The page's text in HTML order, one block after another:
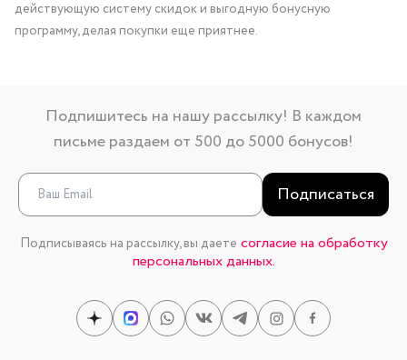
действующую систему скидок и выгодную бонусную
программу, делая покупки еще приятнее.
Подпишитесь на нашу рассылку! В каждом
письме раздаем от 500 до 5000 бонусов!
Подписаться
Подписываясь на рассылку, вы даете согласие на обработку
персональных данных.